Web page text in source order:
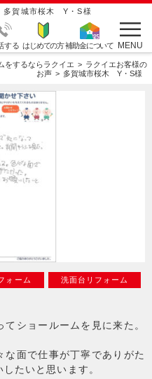
多賀城市桜木 Y・S様
する はじめての方補助金について MENU
をするならラクイエ
ラクイエお客様の
お声
多賀城市桜木 Y・S様
ォーム 洗面台リフォーム
ショールームを見に来た。
な面で仕事が丁寧でありがた
たいと思います。